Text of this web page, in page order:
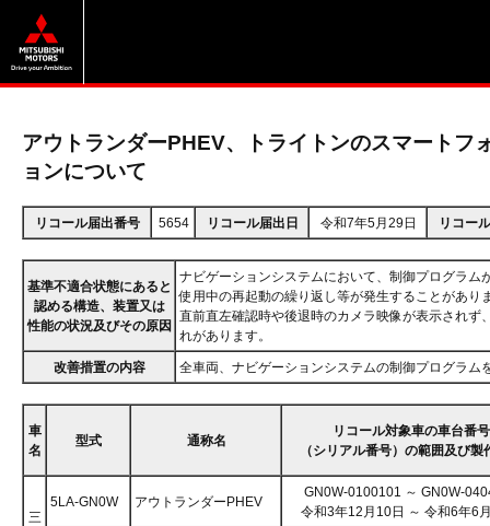
アウトランダーPHEV、トライトンのスマートフ
ョンについて
リコール届出番号 5654 リコール届出日 令和7年5月29日 リコー
基準不適合状態にあると
認める構造、装置又は
性能の状況及びその原因
ナビゲーションシステムにおいて、制御プログラム
使用中の再起動の繰り返し等が発生することがあり
直前直左確認時や後退時のカメラ映像が表示されず
れがあります。
改善措置の内容 全車両、ナビゲーションシステムの制御プログラム
車
名
型式 通称名
リコール対象車の車台番号
（シリアル番号）の範囲及び製
三
5LA-GN0W アウトランダーPHEV
GN0W-0100101 ～ GN0W-
令和3年12月10日 ～ 令和6年6